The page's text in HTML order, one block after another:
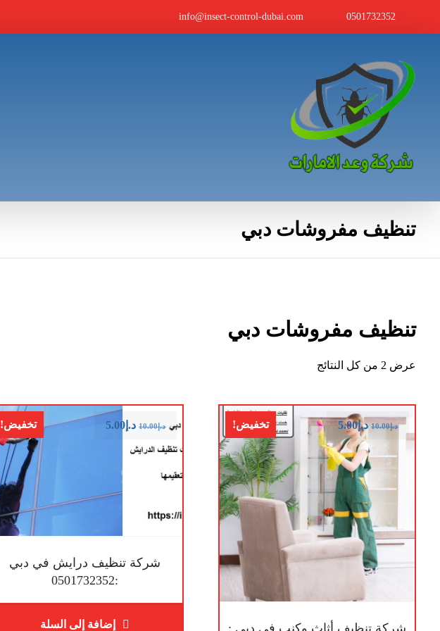
0501732352
info@insect-control-dubai.com
تنظيف مفروشات دبي
تنظيف مفروشات دبي
عرض ⁦2⁩ من كل النتائج
تخفيض!
شركة تنظيف أثاث وكنب في دبي :
د.إ10.00 د.إ5.00 تخفيض!
شركة تنظيف درايش في دبي
:0501732352
د.إ10.00 د.إ 5.00
إضافة إلى السلة